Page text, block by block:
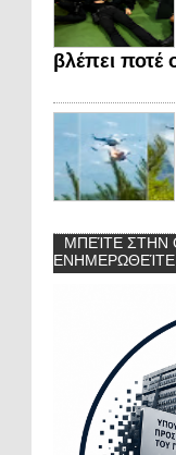
βλέπει ποτέ
ΜΠΕΊΤΕ ΣΤΗΝ